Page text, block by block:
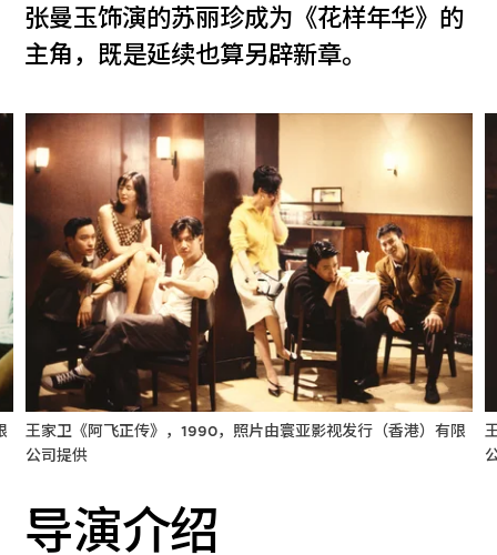
张曼玉饰演的苏丽珍成为《花样年华》的
主角，既是延续也算另辟新章。
王家卫《阿飞正传》，1990，照片由寰亚影视发行（香港）有限
公司提供
导演介绍